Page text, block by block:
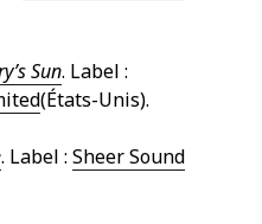
Sun. Label :
(États-Unis).
. Label :Sheer Sound